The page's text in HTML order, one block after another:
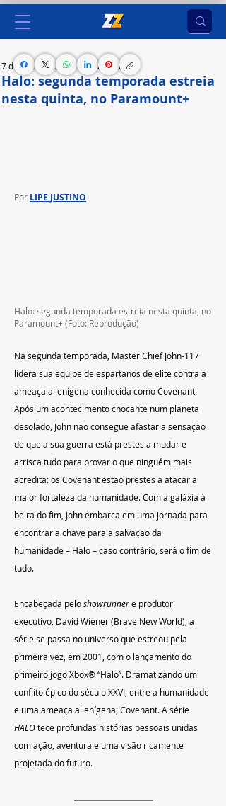
Halo: segunda temporada estreia
nesta quinta, no Paramount+
7 de fev. de 2024 2 min de leitura
Por LIPE JUSTINO
Halo: segunda temporada estreia nesta quinta, no
Paramount+ (Foto: Reprodução)
Na segunda temporada, Master Chief John-117
lidera sua equipe de espartanos de elite contra a
ameaça alienígena conhecida como Covenant.
Após um acontecimento chocante num planeta
desolado, John não consegue afastar a sensação
de que a sua guerra está prestes a mudar e
arrisca tudo para provar o que ninguém mais
acredita: os Covenant estão prestes a atacar a
maior fortaleza da humanidade. Com a galáxia à
beira do fim, John embarca em uma jornada para
encontrar a chave para a salvação da
humanidade – Halo – caso contrário, será o fim de
tudo.
Encabeçada pelo showrunner e produtor
executivo, David Wiener (Brave New World), a
série se passa no universo que estreou pela
primeira vez, em 2001, com o lançamento do
primeiro jogo Xbox® “Halo”. Dramatizando um
conflito épico do século XXVI, entre a humanidade
e uma ameaça alienígena, Covenant. A série
HALO tece profundas histórias pessoais unidas
com ação, aventura e uma visão ricamente
projetada do futuro.